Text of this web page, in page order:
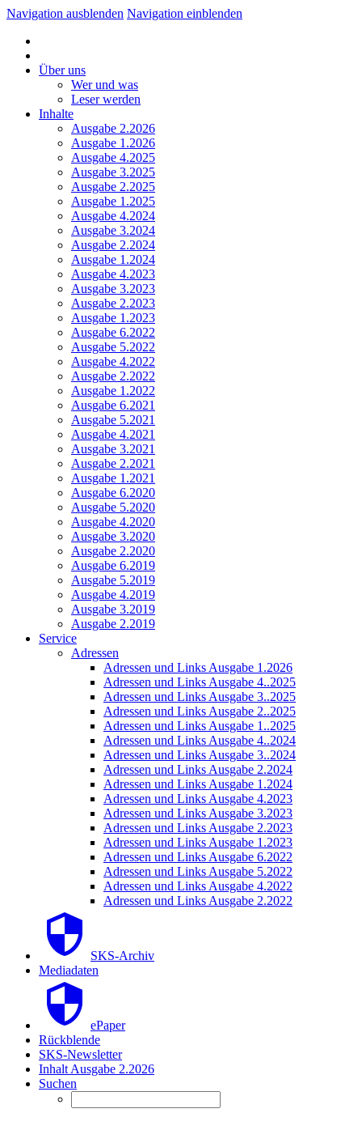
Navigation ausblenden Navigation einblenden
Über uns
Wer und was
Leser werden
Inhalte
Ausgabe 2.2026
Ausgabe 1.2026
Ausgabe 4.2025
Ausgabe 3.2025
Ausgabe 2.2025
Ausgabe 1.2025
Ausgabe 4.2024
Ausgabe 3.2024
Ausgabe 2.2024
Ausgabe 1.2024
Ausgabe 4.2023
Ausgabe 3.2023
Ausgabe 2.2023
Ausgabe 1.2023
Ausgabe 6.2022
Ausgabe 5.2022
Ausgabe 4.2022
Ausgabe 2.2022
Ausgabe 1.2022
Ausgabe 6.2021
Ausgabe 5.2021
Ausgabe 4.2021
Ausgabe 3.2021
Ausgabe 2.2021
Ausgabe 1.2021
Ausgabe 6.2020
Ausgabe 5.2020
Ausgabe 4.2020
Ausgabe 3.2020
Ausgabe 2.2020
Ausgabe 6.2019
Ausgabe 5.2019
Ausgabe 4.2019
Ausgabe 3.2019
Ausgabe 2.2019
Service
Adressen
Adressen und Links Ausgabe 1.2026
Adressen und Links Ausgabe 4..2025
Adressen und Links Ausgabe 3..2025
Adressen und Links Ausgabe 2..2025
Adressen und Links Ausgabe 1..2025
Adressen und Links Ausgabe 4..2024
Adressen und Links Ausgabe 3..2024
Adressen und Links Ausgabe 2.2024
Adressen und Links Ausgabe 1.2024
Adressen und Links Ausgabe 4.2023
Adressen und Links Ausgabe 3.2023
Adressen und Links Ausgabe 2.2023
Adressen und Links Ausgabe 1.2023
Adressen und Links Ausgabe 6.2022
Adressen und Links Ausgabe 5.2022
Adressen und Links Ausgabe 4.2022
Adressen und Links Ausgabe 2.2022
SKS-Archiv
Mediadaten
ePaper
Rückblende
SKS-Newsletter
Inhalt Ausgabe 2.2026
Suchen